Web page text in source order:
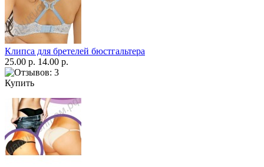
Клипса для бретелей бюстгальтера
25.00 р. 14.00 р.
Купить